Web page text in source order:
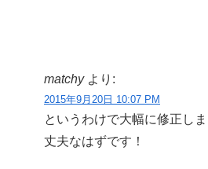
matchy より:
2015年9月20日 10:07 PM
というわけで大幅に修正し
丈夫なはずです！